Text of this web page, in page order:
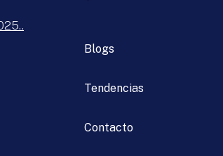
Blogs
Tendencias
Contacto